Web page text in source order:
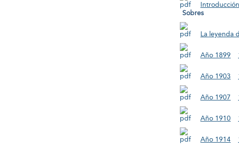
Introducción
Sobres
La leyenda
Año 1899
Año 1903
Año 1907
Año 1910
Año 1914